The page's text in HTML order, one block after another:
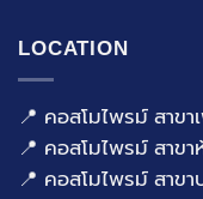
LOCATION
📍 คอสโมไพรม์ สาขา
📍 คอสโมไพรม์ สาข
📍 คอสโมไพรม์ สาขา